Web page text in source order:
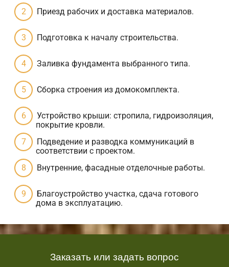
Приезд рабочих и доставка материалов.
Подготовка к началу строительства.
Заливка фундамента выбранного типа.
Сборка строения из домокомплекта.
Устройство крыши: стропила, гидроизоляция,
покрытие кровли.
Подведение и разводка коммуникаций в
соответствии с проектом.
Внутренние, фасадные отделочные работы.
Благоустройство участка, сдача готового
дома в эксплуатацию.
Заказать или задать вопрос